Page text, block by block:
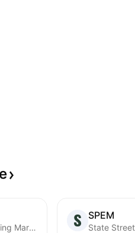
Vanguard FTSE Emerging Markets ETF
SPEM